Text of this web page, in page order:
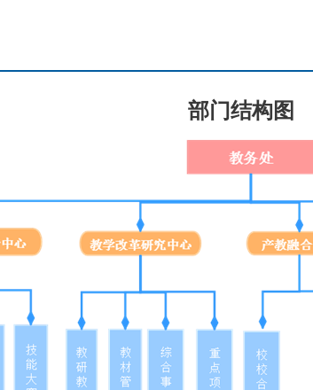
部门结构图